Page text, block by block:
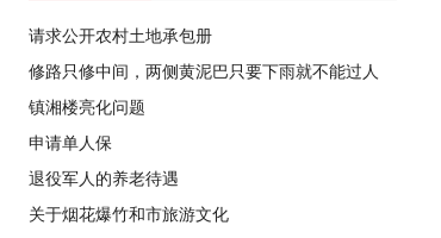
请求公开农村土地承包册
修路只修中间，两侧黄泥巴只要下雨就不能过人
镇湘楼亮化问题
申请单人保
退役军人的养老待遇
关于烟花爆竹和市旅游文化